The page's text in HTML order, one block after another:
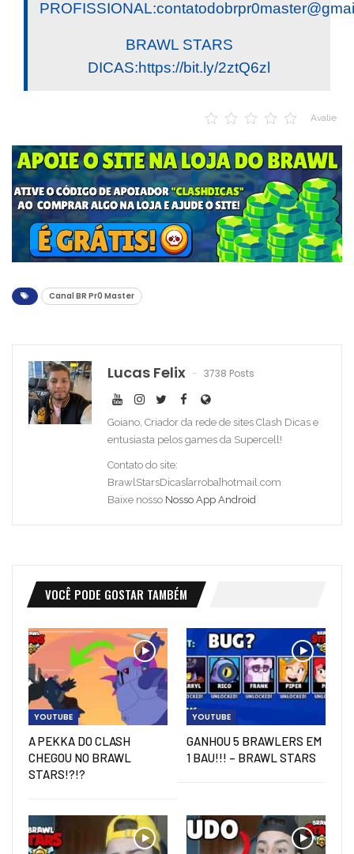
PROFISSIONAL:
BRAWL STARS
DICAS:https://bit.ly/2ztQ6zl
Avalie
Canal BR Pr0 Master
Lucas Felix 3738 Posts
Goiano, Criador da rede de sites Clash Dicas e
entusiasta pelos games da Supercell!
Contato do site:
BrawlStarsDicas[arroba]hotmail.com
Baixe nosso Nosso App Android
VOCÊ PODE GOSTAR TAMBÉM
YOUTUBE
A PEKKA DO CLASH
CHEGOU NO BRAWL
STARS!?!?
YOUTUBE
GANHOU 5 BRAWLERS EM
1 BAU!!! – BRAWL STARS